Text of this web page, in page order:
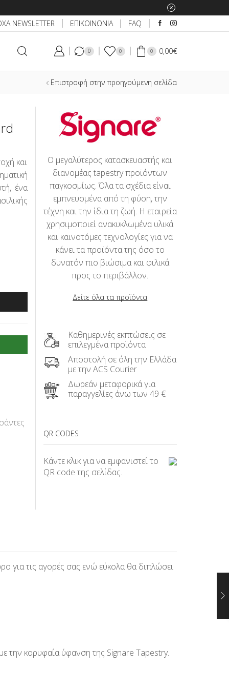
NEWSLETTER ΕΠΙΚΟΙΝΩΝΙΑ
FAQ
0 0 0 0,00€
Επιστροφή στην προηγούμενη σελίδα
και
ένα
Ο μεγαλύτερος κατασκευαστής και
διανομέας tapestry προϊόντων
παγκοσμίως. Όλα τα σχέδια είναι
εμπνευσμένα από τη φύση, την
τέχνη και την ίδια τη ζωή. Η εταιρεία
χρησιμοποιεί ανακυκλωμένα υλικά
και καινοτόμες τεχνολογίες για να
κάνει τα προϊόντα της όσο το
δυνατόν πιο βιώσιμα και φιλικά
προς το περιβάλλον.
Δείτε όλα τα προϊόντα
Καθημερινές εκπτώσεις σε
επιλεγμένα προϊόντα
Αποστολή σε όλη την Ελλάδα
με την ACS Courier
Δωρεάν μεταφορικά για
παραγγελίες άνω των 49 €
QR CODES
Κάντε κλικ για να εμφανιστεί το
QR code της σελίδας.
για τις αγορές σας ενώ εύκολα θα διπλώσει
την κορυφαία ύφανση της Signare Tapestry.